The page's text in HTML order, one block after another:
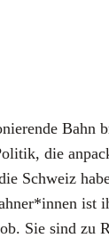
Bahn
die
Schweiz
ist
Sie sind zu